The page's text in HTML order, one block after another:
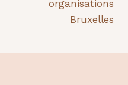
organisations
Bruxelles